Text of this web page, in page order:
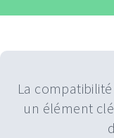
La
un élément